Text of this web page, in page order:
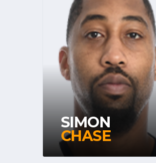
SIMON
CHASE